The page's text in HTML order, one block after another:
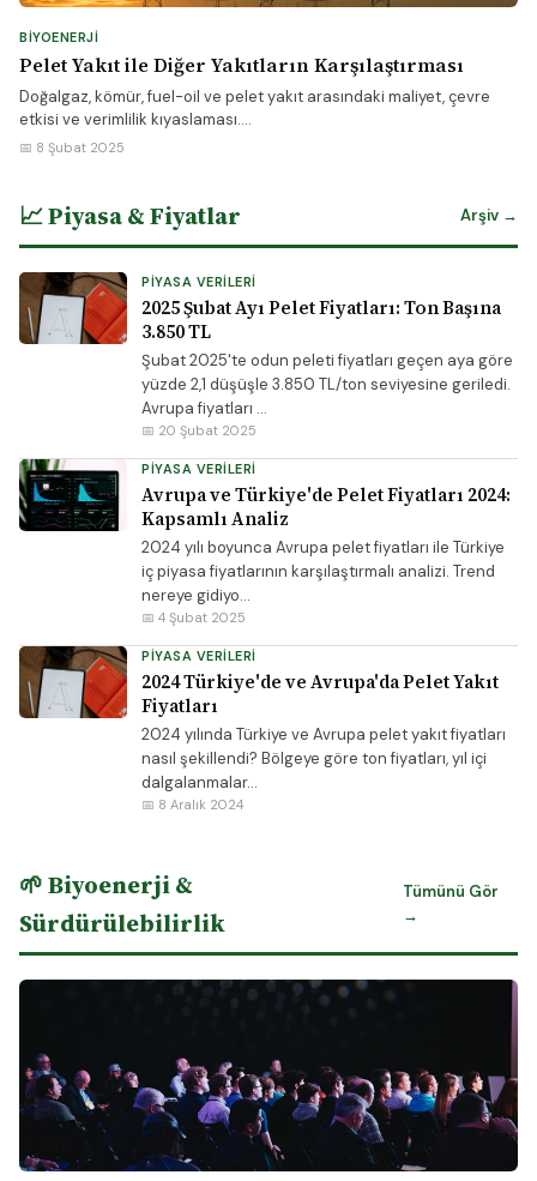
BIYOENERJI
Pelet Yakıt ile Diğer Yakıtların Karşılaştırması
Doğalgaz, kömür, fuel-oil ve pelet yakıt arasındaki maliyet, çevre
etkisi ve verimlilik kıyaslaması....
📅 8 Şubat 2025
📈 Piyasa & Fiyatlar Arşiv →
PIYASA VERILERI
2025 Şubat Ayı Pelet Fiyatları: Ton Başına
3.850 TL
Şubat 2025'te odun peleti fiyatları geçen aya göre
yüzde 2,1 düşüşle 3.850 TL/ton seviyesine geriledi.
Avrupa fiyatları ...
📅 20 Şubat 2025
PIYASA VERILERI
Avrupa ve Türkiye'de Pelet Fiyatları 2024:
Kapsamlı Analiz
2024 yılı boyunca Avrupa pelet fiyatları ile Türkiye
iç piyasa fiyatlarının karşılaştırmalı analizi. Trend
nereye gidiyo...
📅 4 Şubat 2025
PIYASA VERILERI
2024 Türkiye'de ve Avrupa'da Pelet Yakıt
Fiyatları
2024 yılında Türkiye ve Avrupa pelet yakıt fiyatları
nasıl şekillendi? Bölgeye göre ton fiyatları, yıl içi
dalgalanmalar...
📅 8 Aralık 2024
🌱 Biyoenerji &
Sürdürülebilirlik
Tümünü Gör
→